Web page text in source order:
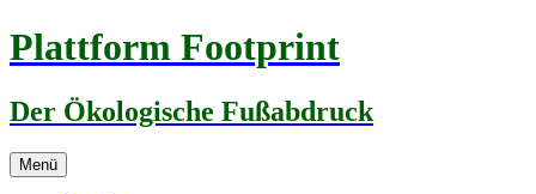
Zum
Inhalt
Plattform Footprint
Der Ökologische Fußabdruck
Menü